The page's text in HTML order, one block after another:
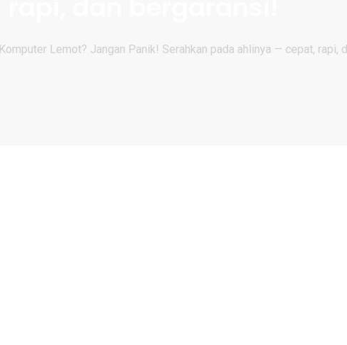
Komputer Lemot? Jangan Panik! Serahkan pada ahlinya — cepat, rapi,